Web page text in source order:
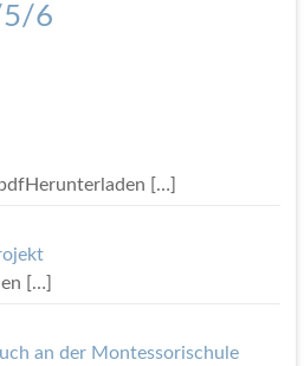
5/6
[…]
[…]
an der Montessorischule